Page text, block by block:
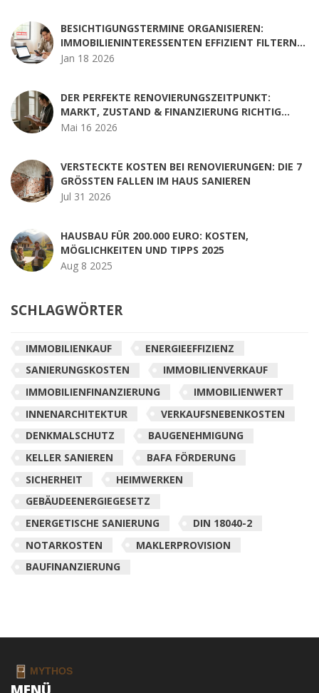
BESICHTIGUNGSTERMINE ORGANISIEREN:
IMMOBILIENINTERESSENTEN EFFIZIENT FILTERN
MIT DIGITALEN TOOLS
Jan 18 2026
DER PERFEKTE RENOVIERUNGSZEITPUNKT:
MARKT, ZUSTAND & FINANZIERUNG RICHTIG
ABSTIMMEN
Mai 16 2026
VERSTECKTE KOSTEN BEI RENOVIERUNGEN: DIE 7
GRÖSSTEN FALLEN IM HAUS SANIEREN
Jul 31 2026
HAUSBAU FÜR 200.000 EURO: KOSTEN,
MÖGLICHKEITEN UND TIPPS 2025
Aug 8 2025
SCHLAGWÖRTER
IMMOBILIENKAUF
ENERGIEEFFIZIENZ
SANIERUNGSKOSTEN
IMMOBILIENVERKAUF
IMMOBILIENFINANZIERUNG
IMMOBILIENWERT
INNENARCHITEKTUR
VERKAUFSNEBENKOSTEN
DENKMALSCHUTZ
BAUGENEHMIGUNG
KELLER SANIEREN
BAFA FÖRDERUNG
SICHERHEIT
HEIMWERKEN
GEBÄUDEENERGIEGESETZ
ENERGETISCHE SANIERUNG
DIN 18040-2
NOTARKOSTEN
MAKLERPROVISION
BAUFINANZIERUNG